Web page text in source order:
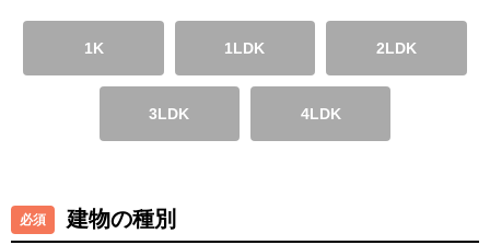
1K 1LDK 2LDK
3LDK 4LDK
建物の種別